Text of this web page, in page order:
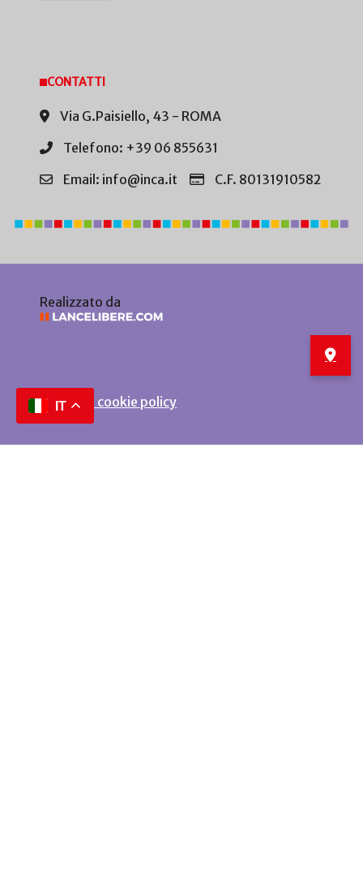
CONTATTI
Via G.Paisiello, 43 - ROMA
Telefono: +39 06 855631
Email: info@inca.it
C.F. 80131910582
Realizzato da
Privacy e cookie policy
IT